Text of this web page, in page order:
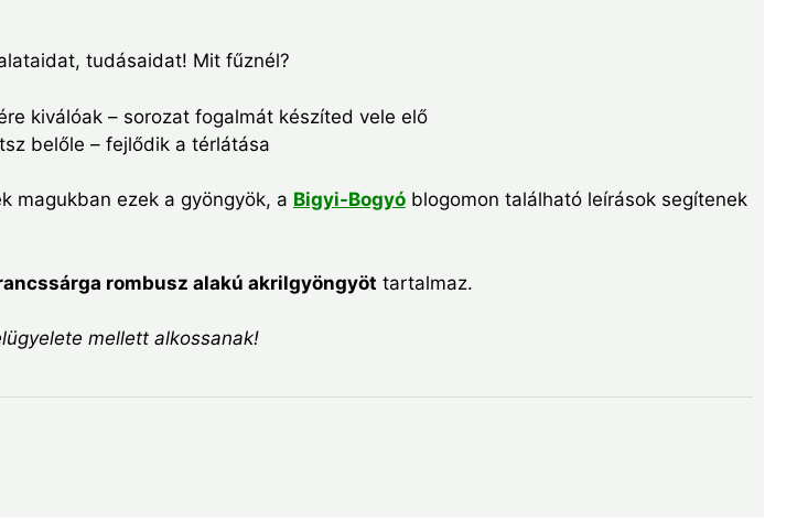
tudásaidat! Mit fűznél?
kiválóak – sorozat fogalmát készíted vele elő
belőle – fejlődik a térlátása
magukban ezek a gyöngyök, a Bigyi-Bogyó blogomon található leírások segítenek
rombusz alakú akrilgyöngyöt tartalmaz.
mellett alkossanak!